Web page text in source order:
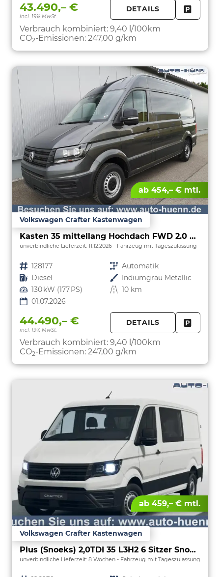
43.490,– €
incl. 19% MwSt.
DETAILS
Verbrauch kombiniert: 9,40 l/100km
CO2-Emissionen: 247,00 g/km
ab 454,– € mtl.
Volkswagen Crafter Kastenwagen
Kasten 35 mittellang Hochdach FWD 2.0 TDI L3H3 DSG LED AHK Kamera 270 Grad App PDC GRA
unverbindliche Lieferzeit: 11.12.2026 Fahrzeug mit Tageszulassung
Fahrzeugnr. 128177 Getriebe Automatik
Kraftstoff Diesel Außenfarbe Indiumgrau Metallic
Leistung 130 kW (177 PS) Kilometerstand 10 km
01.07.2026
44.490,– €
incl. 19% MwSt.
DETAILS
Verbrauch kombiniert: 9,40 l/100km
CO2-Emissionen: 247,00 g/km
ab 459,– € mtl.
Volkswagen Crafter Kastenwagen
Plus (Snoeks) 2,0TDI 35 L3H2 6 Sitzer Snoeks Mixto AHK Standh.
unverbindliche Lieferzeit: 8 Wochen Fahrzeug mit Tageszulassung